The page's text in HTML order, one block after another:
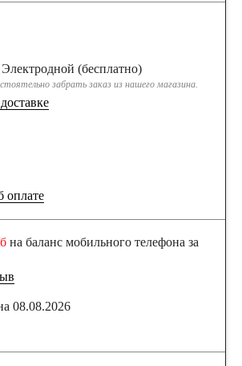
(бесплатно)
забрать заказ из нашего магазина.
оплате
на баланс мобильного телефона за
08.08.2026